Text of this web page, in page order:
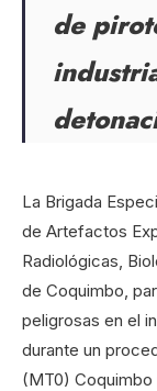
de
La Brigada
de Artefactos
Radiológicas,
de Coquimbo,
peligrosas en el
durante un
(MT0)